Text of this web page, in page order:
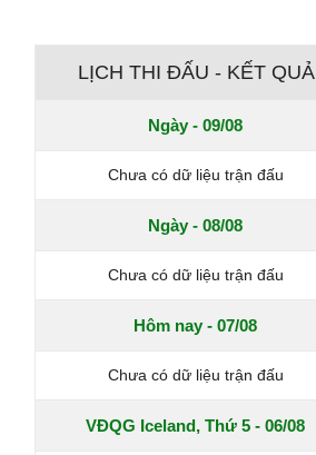
LỊCH THI ĐẤU - KẾT QUẢ
Ngày - 09/08
Chưa có dữ liệu trận đấu
Ngày - 08/08
Chưa có dữ liệu trận đấu
Hôm nay - 07/08
Chưa có dữ liệu trận đấu
VĐQG Iceland, Thứ 5 - 06/08